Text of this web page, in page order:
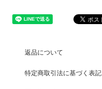
返品について
特定商取引法に基づく表記